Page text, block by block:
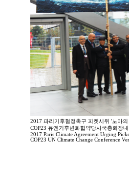
2017 파리기후협정촉구 피켓시위 '노아의
COP23 유엔기후변화협약당사국총회장
2017 Paris Climate Agreement Urging
COP23 UN Climate Change Conference